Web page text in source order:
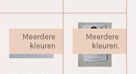
Meerdere
kleuren
Meerdere
kleuren.